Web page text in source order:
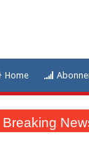
Home
Breaking